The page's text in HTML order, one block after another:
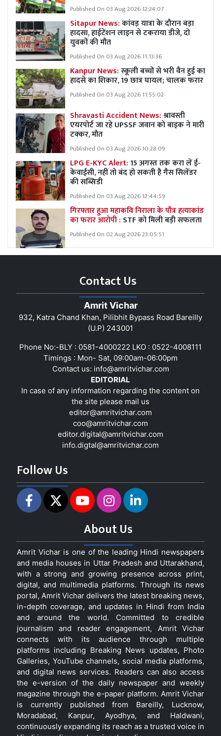
Published On 03 Aug 2026 12:24:07
Sitapur News:कांवड़ यात्रा के दौरान बड़ा
हादसा, हाईटेंशन लाइन से टकराया डीजे, दो
युवकों की मौत
Published On 03 Aug 2026 11:13:36
Kanpur News:स्कूली बच्चों से भरी वैन हुई का
हादसे का शिकार, 19 छात्र घायल; चालक फरार
Published On 03 Aug 2026 11:55:02
Shravasti Accident News:श्रावस्ती
एयरपोर्ट जा रहे UPSSF जवान को बाइक ने मारी
टक्कर, मौत
Published On 03 Aug 2026 10:28:09
LPG E-KYC Alert:15 अगस्त तक करा लें ई-
केवाईसी, नहीं तो बंद हो सकती है गैस सिलेंडर
की सब्सिडी
Published On 03 Aug 2026 12:44:59
गिरफ्तार हुआ महाकवि निराला के पौत्र हत्याकांड
का फरार आरोपी : STF को मिली बड़ी सफलता
Published On 02 Aug 2026 23:05:51
Contact Us
Amrit Vichar
932, Katra Chand Khan, Pilibhit Bypass Road Bareilly
(U.P) 243001
Phone No:-BLY : 0581-4000222 LKO : 0522-4008111
Timings : Mon- Sat, 09:00am-06:00pm
Contact us: info@amritvichar.com
EDITORIAL
In case of any information regarding the content on
the site please mail us
editor@amritvichar.com
coo@amritvichar.com
editor.digital@amritvichar.com
info.digtal@amritvichar.com
Follow Us
About Us
Amrit Vichar is one of the leading Hindi newspapers
and media houses in Uttar Pradesh and Uttarakhand,
with a strong and growing presence across print,
digital, and multimedia platforms. Through its news
portal, Amrit Vichar delivers the latest breaking news,
in-depth coverage, and updates in Hindi from India
and around the world. Committed to credible
journalism and reader engagement, Amrit Vichar
connects with its audience through multiple
platforms including Breaking News updates, Photo
Galleries, YouTube channels, social media platforms,
and digital news services. Readers can also access
the e-version of the daily newspaper and weekly
magazine through the e-paper platform. Amrit Vichar
is currently published from Bareilly, Lucknow,
Moradabad, Kanpur, Ayodhya, and Haldwani,
continuously expanding its reach as a trusted voice in